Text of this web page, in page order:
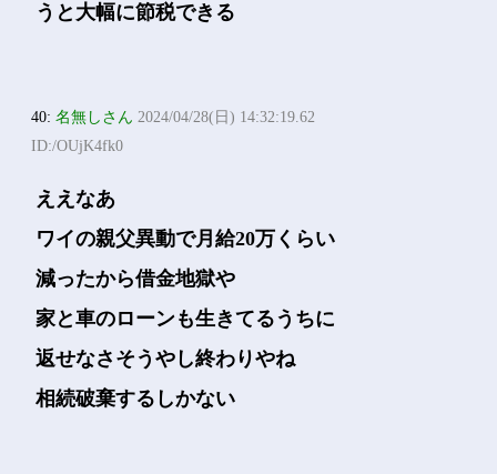
うと大幅に節税できる
40:名無しさん 2024/04/28(日) 14:32:19.62
ID:/OUjK4fk0
ええなあ
ワイの親父異動で月給20万くらい
減ったから借金地獄や
家と車のローンも生きてるうちに
返せなさそうやし終わりやね
相続破棄するしかない